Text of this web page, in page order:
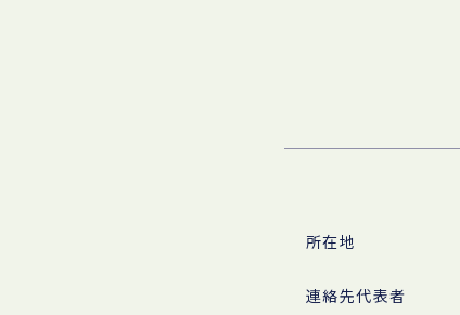
所在地
連絡先代表者